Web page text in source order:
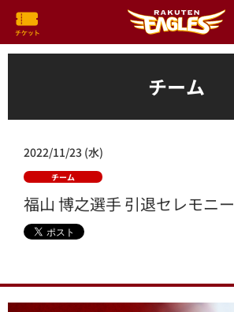
チーム
2022/11/23 (水)
チーム
福山 博之選手 引退セレモニー